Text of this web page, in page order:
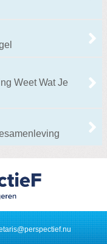
Weet Wat Je